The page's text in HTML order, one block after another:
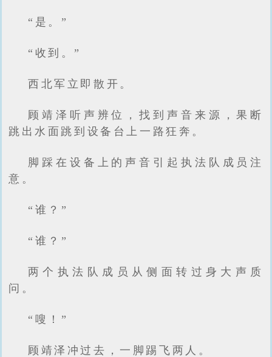
“是。”
“收到。”
西北军立即散开。
顾靖泽听声辨位，找到声音来源，果断
跳出水面跳到设备台上一路狂奔。
脚踩在设备上的声音引起执法队成员注
意。
“谁？”
“谁？”
两个执法队成员从侧面转过身大声质
问。
“嗖！”
顾靖泽冲过去，一脚踢飞两人。